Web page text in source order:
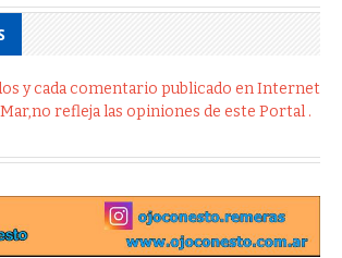
y cada comentario publicado en Internet
refleja las opiniones de este Portal .